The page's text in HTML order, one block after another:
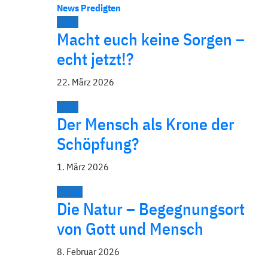
News Predigten
News
Macht euch keine Sorgen –
echt jetzt!?
22. März 2026
News
Der Mensch als Krone der
Schöpfung?
1. März 2026
Artikel
Die Natur – Begegnungsort
von Gott und Mensch
8. Februar 2026